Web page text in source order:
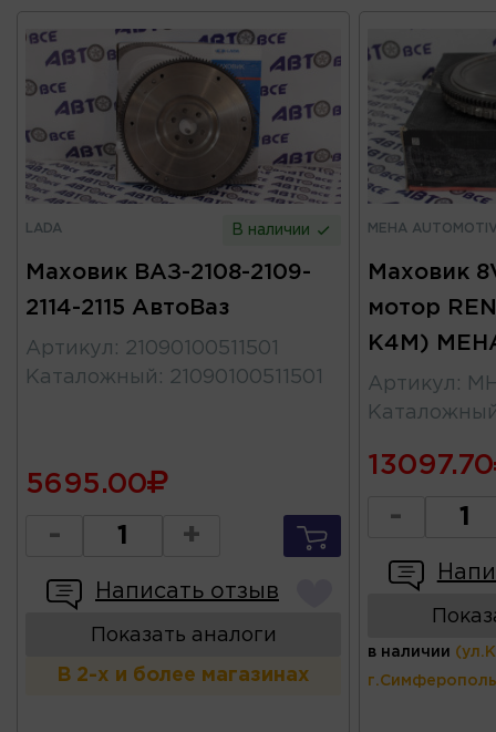
LADA В наличии
Маховик ВАЗ-2108-2109-
2114-2115 АвтоВаз
Артикул : 21090100511501
Каталожный : 21090100511501
5695.00
- +
Написать отзыв
Показать аналоги
В 2-х и более магазинах
MEHA
Маховик
мотор
K4M)
Артикул :
13097.70
-
в наличии